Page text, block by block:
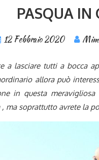
PASQUA IN
12 Febbraio 2020
a lasciare tutti a bocca
allora può
in questa
ma soprattutto avrete la